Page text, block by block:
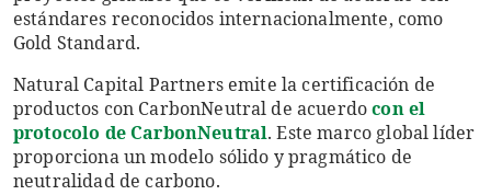
estándares reconocidos internacionalmente, como
Gold Standard.
Natural Capital Partners emite la certificación de
productos con CarbonNeutral de acuerdocon el
protocolo de CarbonNeutral. Este marco global líder
proporciona un modelo sólido y pragmático de
neutralidad de carbono.